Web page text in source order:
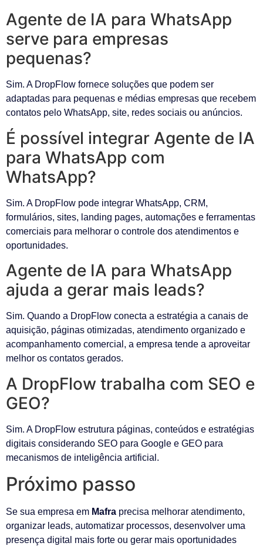
Agente de IA para WhatsApp
serve para empresas
pequenas?
Sim. A DropFlow fornece soluções que podem ser
adaptadas para pequenas e médias empresas que recebem
contatos pelo WhatsApp, site, redes sociais ou anúncios.
É possível integrar Agente de IA
para WhatsApp com
WhatsApp?
Sim. A DropFlow pode integrar WhatsApp, CRM,
formulários, sites, landing pages, automações e ferramentas
comerciais para melhorar o controle dos atendimentos e
oportunidades.
Agente de IA para WhatsApp
ajuda a gerar mais leads?
Sim. Quando a DropFlow conecta a estratégia a canais de
aquisição, páginas otimizadas, atendimento organizado e
acompanhamento comercial, a empresa tende a aproveitar
melhor os contatos gerados.
A DropFlow trabalha com SEO e
GEO?
Sim. A DropFlow estrutura páginas, conteúdos e estratégias
digitais considerando SEO para Google e GEO para
mecanismos de inteligência artificial.
Próximo passo
Se sua empresa em Mafra precisa melhorar atendimento,
organizar leads, automatizar processos, desenvolver uma
presença digital mais forte ou gerar mais oportunidades